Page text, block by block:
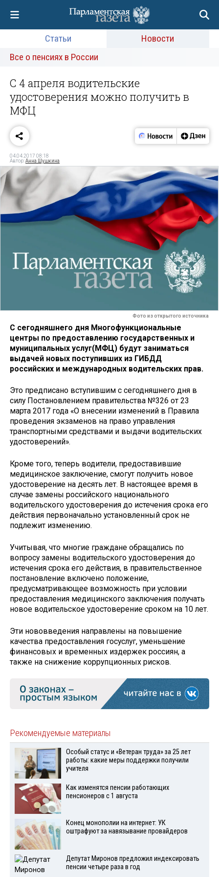
Статьи
Новости
Все о пенсиях в России
С 4 апреля водительские
удостоверения можно получить в
МФЦ
04.04.2017 08:18
Автор:Анна Шушкина
Фото из открытого источника
С сегодняшнего дня Многофункциональные
центры по предоставлению государственных и
муниципальных услуг(МФЦ) будут заниматься
выдачей новых поступивших из ГИБДД
российских и международных водительских прав.
Это предписано вступившим с сегодняшнего дня в
силу Постановлением правительства №326 от 23
марта 2017 года «О внесении изменений в Правила
проведения экзаменов на право управления
транспортными средствами и выдачи водительских
удостоверений».
Кроме того, теперь водители, предоставившие
медицинское заключение, смогут получить новое
удостоверение на десять лет. В настоящее время в
случае замены российского национального
водительского удостоверения до истечения срока его
действия первоначально установленный срок не
подлежит изменению.
Учитывая, что многие граждане обращались по
вопросу замены водительского удостоверения до
истечения срока его действия, в правительственное
постановление включено положение,
предусматривающее возможность при условии
предоставления медицинского заключения получать
новое водительское удостоверение сроком на 10 лет.
Эти нововведения направлены на повышение
качества предоставления госуслуг, уменьшение
финансовых и временных издержек россиян, а
также на снижение коррупционных рисков.
Рекомендуемые материалы
Особый статус и «Ветеран труда» за 25 лет
работы: какие меры поддержки получили
учителя
Как изменятся пенсии работающих
пенсионеров с 1 августа
Конец монополии на интернет: УК
оштрафуют за навязывание провайдеров
Депутат Миронов предложил индексировать
пенсии четыре раза в год